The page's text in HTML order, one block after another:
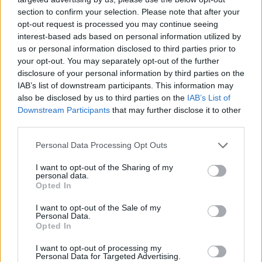
section to confirm your selection. Please note that after your
opt-out request is processed you may continue seeing
interest-based ads based on personal information utilized by
us or personal information disclosed to third parties prior to
your opt-out. You may separately opt-out of the further
disclosure of your personal information by third parties on the
IAB’s list of downstream participants. This information may
also be disclosed by us to third parties on the IAB’s List of
Downstream Participants that may further disclose it to other
Personal Data Processing Opt Outs
I want to opt-out of the Sharing of my
personal data.
Opted In
I want to opt-out of the Sale of my
Personal Data.
Opted In
I want to opt-out of processing my
Personal Data for Targeted Advertising.
utanför hemmet
Att söka upplevelser utanför hemmet handlar inte bara om
kostnad – det handlar om vad upplevelsen ger dig. En konsert,
en cityresa eller en helg på en sommarstuga erbjuder minnen,
social stimulans och avbrott från vardagen som är svåra att
replikera hemma. Den typen av värde är svårmätt i kronor men
påtaglig i välmående.
på just detta. EnligtTillväxtverkets turismrapport
uppgick den
inhemska turismkonsumtionen i Sverige till 330 miljarder
kronor under 2024. Det speglar att resor, evenemang och
upplevelser utanför hemmet fortfarande är en stor del av hur
svenska hushåll faktiskt väljer att spendera sin tid och sina
pengar – och att efterfrågan på ute-upplevelser är högst reell.